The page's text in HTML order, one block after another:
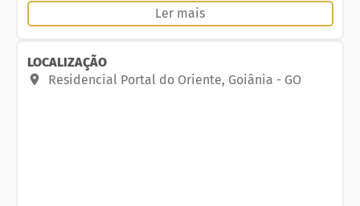
Ler mais
LOCALIZAÇÃO
Residencial Portal do Oriente, Goiânia - GO